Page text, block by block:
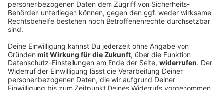
25-Jähriger streamt Reanimation auf Social
Media
Mit einem Atemalkohol von mehr als 3,5 Promille